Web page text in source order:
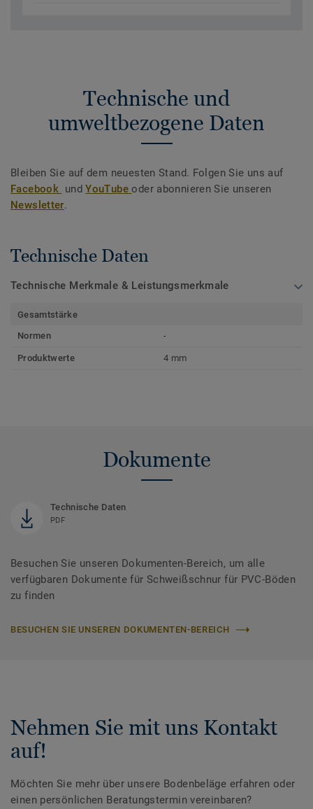
Technische und
umweltbezogene Daten
Bleiben Sie auf dem neuesten Stand. Folgen Sie uns auf
Facebook undYouTubeoder abonnieren Sie unseren
Newsletter.
Technische Daten
Technische Merkmale & Leistungsmerkmale
Gesamtstärke
Normen
-
Produktwerte 4 mm
Dokumente
Technische Daten
PDF
Besuchen Sie unseren Dokumenten-Bereich, um alle
verfügbaren Dokumente für Schweißschnur für PVC-Böden
zu finden
BESUCHEN SIE UNSEREN DOKUMENTEN-BEREICH
Nehmen Sie mit uns Kontakt
auf!
Möchten Sie mehr über unsere Bodenbeläge erfahren oder
einen persönlichen Beratungstermin vereinbaren?